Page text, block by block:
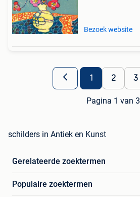
Bezoek website
1 2 3
Pagina 1 van 3
schilders in Antiek en Kunst
Gerelateerde zoektermen
Populaire zoektermen